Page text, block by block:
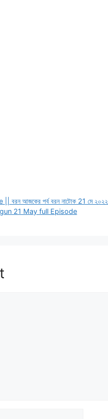
আজকের পর্ব বরন নাটোক 21 মে ২০২২
21 May full Episode